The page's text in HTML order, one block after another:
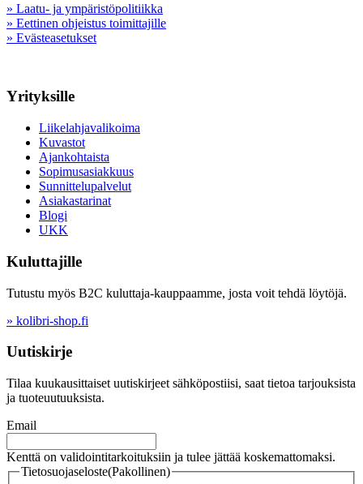
» Laatu- ja ympäristöpolitiikka
» Eettinen ohjeistus toimittajille
» Evästeasetukset
Yrityksille
Liikelahjavalikoima
Kuvastot
Ajankohtaista
Sopimusasiakkuus
Sunnittelupalvelut
Asiakastarinat
Blogi
UKK
Kuluttajille
Tutustu myös B2C kuluttaja-kauppaamme, josta voit tehdä löytöjä.
» kolibri-shop.fi
Uutiskirje
Tilaa kuukausittaiset uutiskirjeet sähköpostiisi, saat tietoa tarjouksista
ja tuoteuutuuksista.
Email
Kenttä on validointitarkoituksiin ja tulee jättää koskemattomaksi.
Tietosuojaseloste(Pakollinen)